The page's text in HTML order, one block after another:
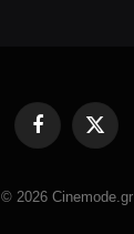
FacebookX
© 2026 Cinemode.gr